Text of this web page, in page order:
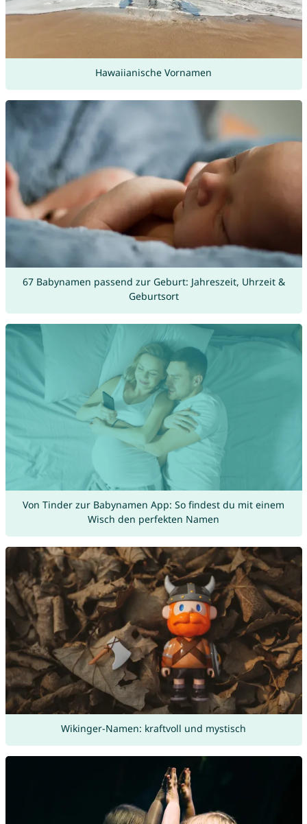
Hawaiianische Vornamen
67 Babynamen passend zur Geburt: Jahreszeit, Uhrzeit &
Geburtsort
Von Tinder zur Babynamen App: So findest du mit einem
Wisch den perfekten Namen
Wikinger-Namen: kraftvoll und mystisch